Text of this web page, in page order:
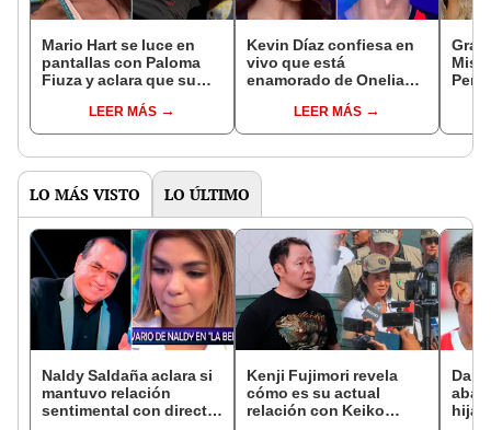
Mario Hart se luce en
pantallas con Paloma
Fiuza y aclara que su
Rivadeneira fue
anulado: "Hace mucho
LEER MÁS
Kevin Díaz confiesa en
vivo que está
enamorado de Onelia
Colombia, pero ella le
responde: "Hasta que
soltera"
LEER MÁS
Miss
física
LO MÁS VISTO LO ÚLTIMO
Naldy Saldaña aclara si
mantuvo relación
sentimental con director
Kenji Fujimori revela
cómo es su actual
relación con Keiko
hija